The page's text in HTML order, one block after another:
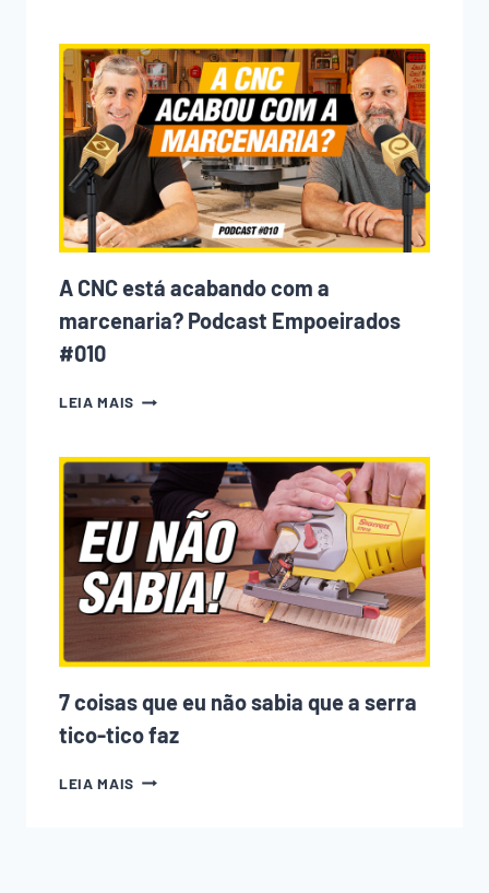
TODO
INICIANTE
NA
MARCENARIA
COMETE
(E
COMO
EVITAR
CADA
UM
DELES)
A CNC está acabando com a
marcenaria? Podcast Empoeirados
#010
LEIA MAIS A
ACABANDO
COM
A
MARCENARIA?
PODCAST
EMPOEIRADOS
#010
7 coisas que eu não sabia que a serra
tico-tico faz
LEIA MAIS